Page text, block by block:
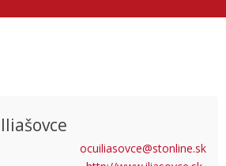
ocuiliasovce@stonline.sk